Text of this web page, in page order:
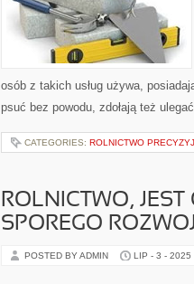
osób z takich usług używa,
psuć bez powodu, zdołają też
CATEGORIES: ROLNICTWO
ROLNICTWO,
SPOREGO
POSTED BY ADMIN LIP - 3 - 2025